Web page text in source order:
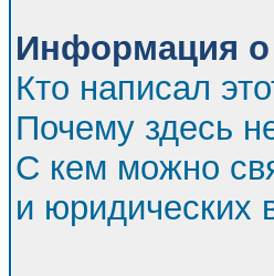
Информация о
Кто написал
Почему здесь
С кем можно
и юридических